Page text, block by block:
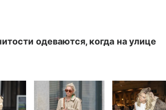
одеваются, когда на улице